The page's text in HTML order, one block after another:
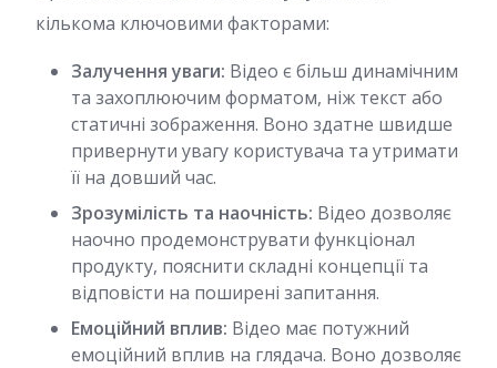
кількома ключовими факторами:
Залучення уваги: Відео є більш динамічним
та захоплюючим форматом, ніж текст або
статичні зображення. Воно здатне швидше
привернути увагу користувача та утримати
її на довший час.
Зрозумілість та наочність: Відео дозволяє
наочно продемонструвати функціонал
продукту, пояснити складні концепції та
відповісти на поширені запитання.
Емоційний вплив: Відео має потужний
емоційний вплив на глядача. Воно дозволяє